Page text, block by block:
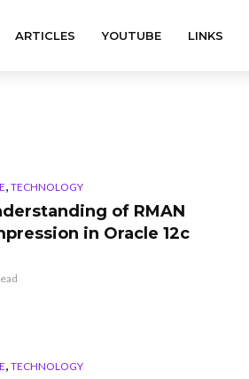
ARTICLES YOUTUBE LINKS
, TECHNOLOGY
of RMAN
in Oracle 12c
, TECHNOLOGY